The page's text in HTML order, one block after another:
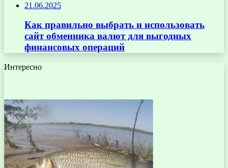
21.06.2025
Как правильно выбрать и использовать
сайт обменника валют для выгодных
финансовых операций
Интересно